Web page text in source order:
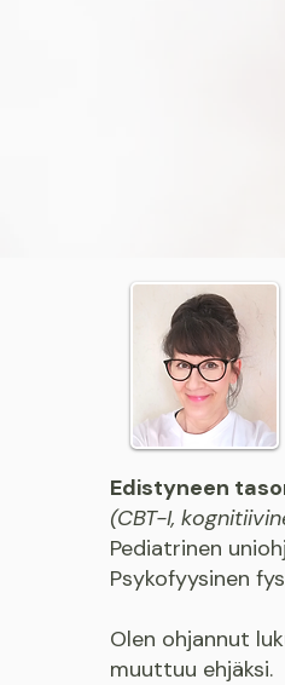
Edistyneen
(CBT-I,
Pediatrinen
Psykofyysinen
Olen ohjannut
muuttuu ehjäksi.